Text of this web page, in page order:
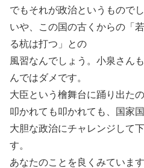
でもそれが政治というものでし
いや、この国の古くからの「
る杭は打つ」との
風習なんでしょう。小泉さん
んではダメです。
大臣という檜舞台に踊り出たの
叩かれても叩かれても、国家
大胆な政治にチャレンジして
す。
あなたのことを良くみていま